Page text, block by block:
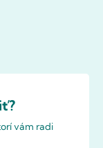
vám radi